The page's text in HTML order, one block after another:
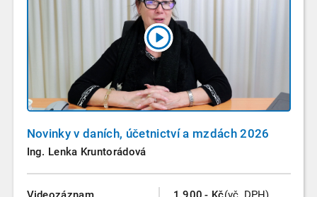
Novinky v daních, účetnictví a mzdách 2026
Ing. Lenka Kruntorádová